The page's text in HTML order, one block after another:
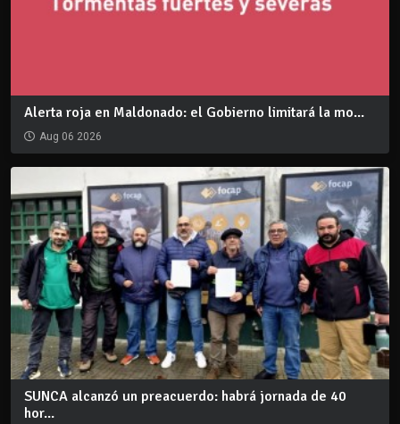
Alerta roja en Maldonado: el Gobierno limitará la mo...
Aug 06 2026
SUNCA alcanzó un preacuerdo: habrá jornada de 40
hor...